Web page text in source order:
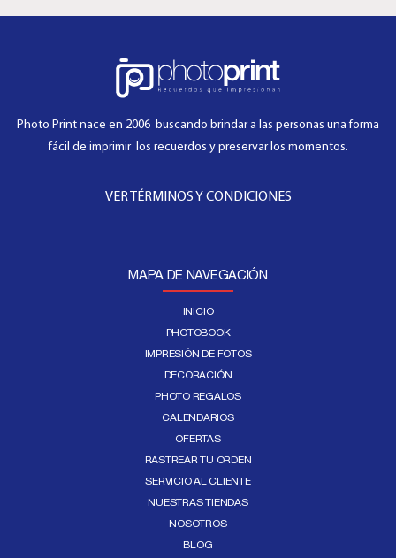
Photo Print nace en 2006 buscando brindar a las personas una forma
fácil de imprimir los recuerdos y preservar los momentos.
VER TÉRMINOS Y CONDICIONES
MAPA DE NAVEGACIÓN
INICIO
PHOTOBOOK
IMPRESIÓN DE FOTOS
DECORACIÓN
PHOTO REGALOS
CALENDARIOS
OFERTAS
RASTREAR TU ORDEN
SERVICIO AL CLIENTE
NUESTRAS TIENDAS
NOSOTROS
BLOG